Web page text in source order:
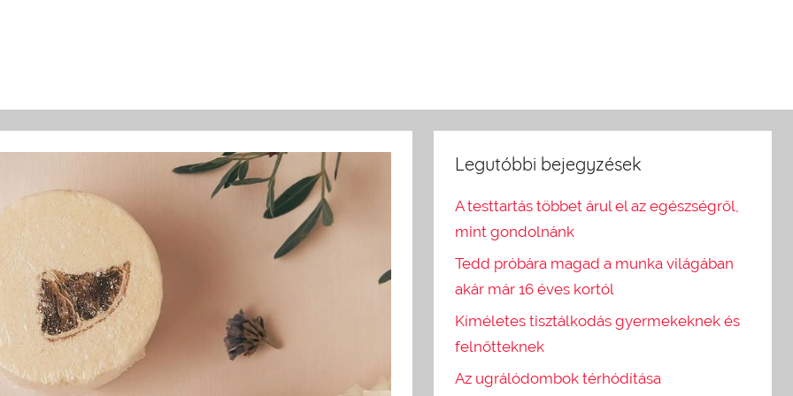
Legutóbbi bejegyzések
A testtartás többet árul el az egészségről,
mint gondolnánk
Tedd próbára magad a munka világában
akár már 16 éves kortól
Kíméletes tisztálkodás gyermekeknek és
felnőtteknek
Az ugrálódombok térhódítása